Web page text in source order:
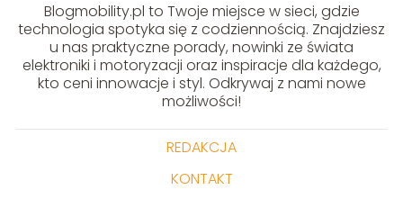
Blogmobility.pl to Twoje miejsce w sieci, gdzie
technologia spotyka się z codziennością. Znajdziesz
u nas praktyczne porady, nowinki ze świata
elektroniki i motoryzacji oraz inspiracje dla każdego,
kto ceni innowacje i styl. Odkrywaj z nami nowe
możliwości!
REDAKCJA
KONTAKT